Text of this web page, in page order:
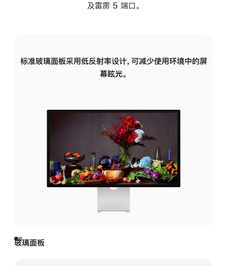
及雷雳 5 端口。
标准玻璃面板采用低反射率设计，可减少使用环境中的屏
幕眩光。
玻璃面板